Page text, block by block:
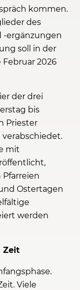
kommen.
des
-ergänzungen
soll in der
2026
der drei
bis
Priester
mit
Ostertagen
werden
Zeit
Viele